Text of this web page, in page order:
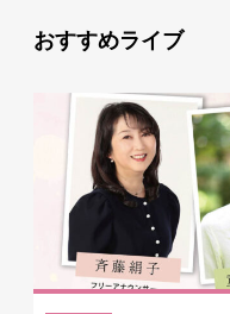
おすすめライブ